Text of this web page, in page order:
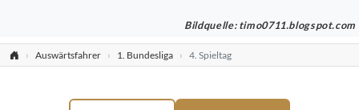
Bildquelle: timo0711.blogspot.com
Auswärtsfahrer 1. Bundesliga 4. Spieltag